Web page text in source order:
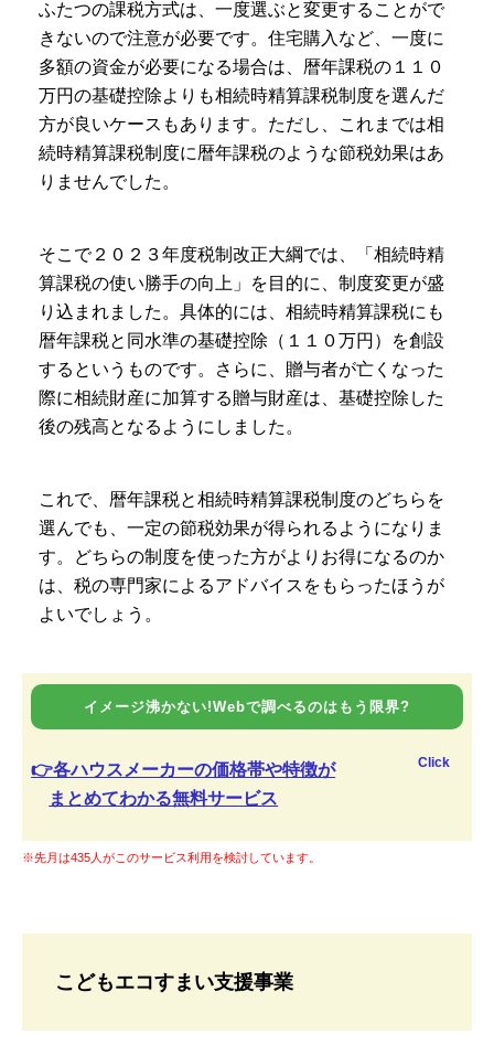
ふたつの課税方式は、一度選ぶと変更することがで
きないので注意が必要です。住宅購入など、一度に
多額の資金が必要になる場合は、暦年課税の１１０
万円の基礎控除よりも相続時精算課税制度を選んだ
方が良いケースもあります。ただし、これまでは相
続時精算課税制度に暦年課税のような節税効果はあ
りませんでした。
そこで２０２３年度税制改正大綱では、「相続時精
算課税の使い勝手の向上」を目的に、制度変更が盛
り込まれました。具体的には、相続時精算課税にも
暦年課税と同水準の基礎控除（１１０万円）を創設
するというものです。さらに、贈与者が亡くなった
際に相続財産に加算する贈与財産は、基礎控除した
後の残高となるようにしました。
これで、暦年課税と相続時精算課税制度のどちらを
選んでも、一定の節税効果が得られるようになりま
す。どちらの制度を使った方がよりお得になるのか
は、税の専門家によるアドバイスをもらったほうが
よいでしょう。
イメージ沸かない!Webで調べるのはもう限界?
👉各ハウスメーカーの価格帯や特徴が
まとめてわかる無料サービス
Click
※先月は435人がこのサービス利用を検討しています。
こどもエコすまい支援事業